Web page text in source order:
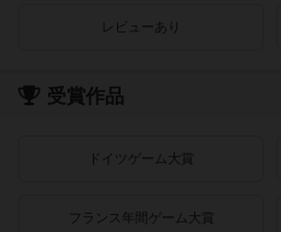
レビューあり
受賞作品
ドイツゲーム大賞
フランス年間ゲーム大賞